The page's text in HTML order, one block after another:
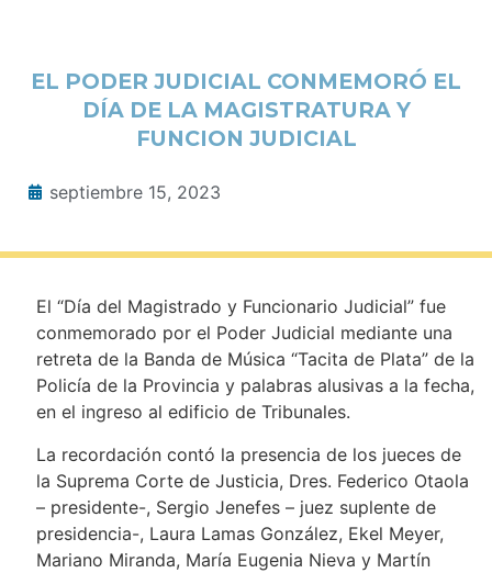
EL PODER JUDICIAL CONMEMORÓ EL
DÍA DE LA MAGISTRATURA Y
FUNCION JUDICIAL
septiembre 15, 2023
El “Día del Magistrado y Funcionario Judicial” fue
conmemorado por el Poder Judicial mediante una
retreta de la Banda de Música “Tacita de Plata” de la
Policía de la Provincia y palabras alusivas a la fecha,
en el ingreso al edificio de Tribunales.
La recordación contó la presencia de los jueces de
la Suprema Corte de Justicia, Dres. Federico Otaola
– presidente-, Sergio Jenefes – juez suplente de
presidencia-, Laura Lamas González, Ekel Meyer,
Mariano Miranda, María Eugenia Nieva y Martín